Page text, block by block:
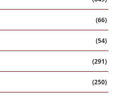
(66)
(54)
(291)
(250)